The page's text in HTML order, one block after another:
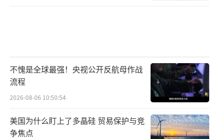
不愧是全球最强！央视公开反航母作战
流程
2026-08-06 10:50:54
美国为什么盯上了多晶硅 贸易保护与竞
争焦点